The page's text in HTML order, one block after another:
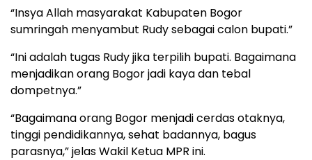
“Insya Allah masyarakat Kabupaten Bogor
sumringah menyambut Rudy sebagai calon bupati.”
“Ini adalah tugas Rudy jika terpilih bupati. Bagaimana
menjadikan orang Bogor jadi kaya dan tebal
dompetnya.”
“Bagaimana orang Bogor menjadi cerdas otaknya,
tinggi pendidikannya, sehat badannya, bagus
parasnya,” jelas Wakil Ketua MPR ini.